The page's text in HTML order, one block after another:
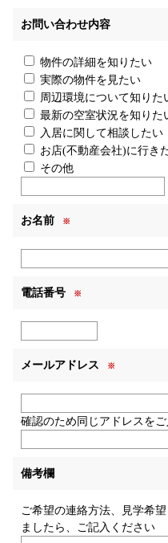
お問い合わせ内容
物件の詳細を知りたい
実際の物件を見たい
周辺環境について知りた
最新の空室状況を知りた
入居に関して相談したい
お店(不動産会社)に行き
その他
お名前 ※
電話番号 ※
メールアドレス ※
確認のため同じアドレスをご
備考欄
ご希望の連絡方法、見学希
ましたら、ご記入ください